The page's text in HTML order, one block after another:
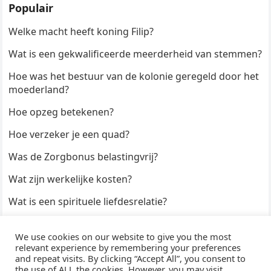
Populair
Welke macht heeft koning Filip?
Wat is een gekwalificeerde meerderheid van stemmen?
Hoe was het bestuur van de kolonie geregeld door het
moederland?
Hoe opzeg betekenen?
Hoe verzeker je een quad?
Was de Zorgbonus belastingvrij?
Wat zijn werkelijke kosten?
Wat is een spirituele liefdesrelatie?
Hoe duur zijn Keukendeurtjes?
We use cookies on our website to give you the most
relevant experience by remembering your preferences
and repeat visits. By clicking “Accept All”, you consent to